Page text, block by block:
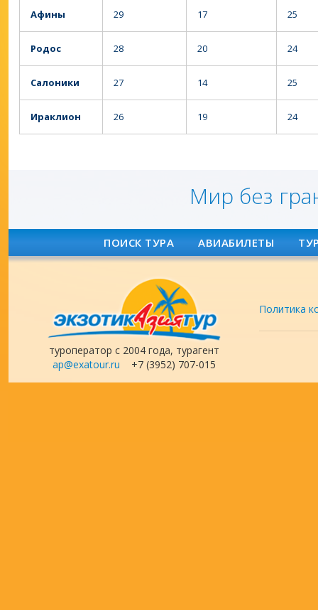
Афины 29 17 25
Родос 28 20 24
Салоники 27 14 25
Ираклион 26 19 24
Мир без
ПОИСК ТУРА АВИАБИЛЕТЫ
туроператор с 2004 года, турагент
ap@exatour.ru +7 (3952) 707-015
Политика